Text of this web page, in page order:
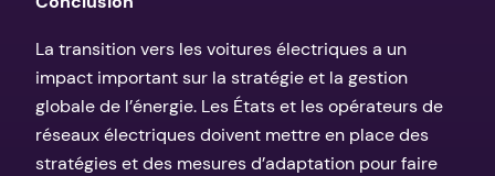
La transition vers les voitures électriques a un
impact important sur la stratégie et la gestion
globale de l’énergie. Les États et les opérateurs de
réseaux électriques doivent mettre en place des
stratégies et des mesures d’adaptation pour faire